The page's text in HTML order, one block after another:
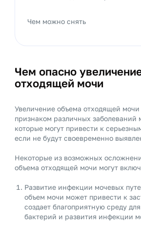
Чем опасно
отходящей мочи
Увеличение объема отходящей
признаком различных заболеваний
которые могут привести к
если не будут своевременно
Некоторые из возможных
объема отходящей мочи могут
Развитие инфекции мочевых
объем мочи может привести к
создает благоприятную среду
бактерий и развития инфекции
Чем можно снять